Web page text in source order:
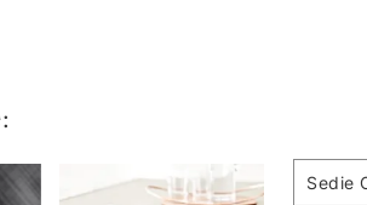
Sedie